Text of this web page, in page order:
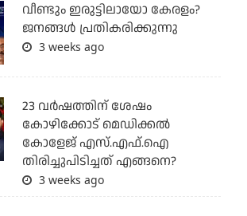
വീണ്ടും ഇരുട്ടിലായോ കേരളം?
ജനങ്ങൾ പ്രതികരിക്കുന്നു
3 weeks ago
23 വർഷത്തിന് ശേഷം
കോഴിക്കോട് മെഡിക്കൽ
കോളേജ് എസ്.എഫ്.ഐ
തിരിച്ചുപിടിച്ചത് എങ്ങനെ?
3 weeks ago